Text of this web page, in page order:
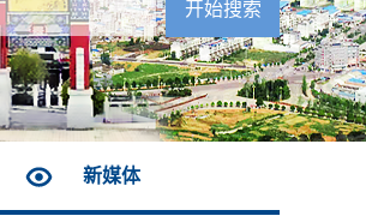
新媒体